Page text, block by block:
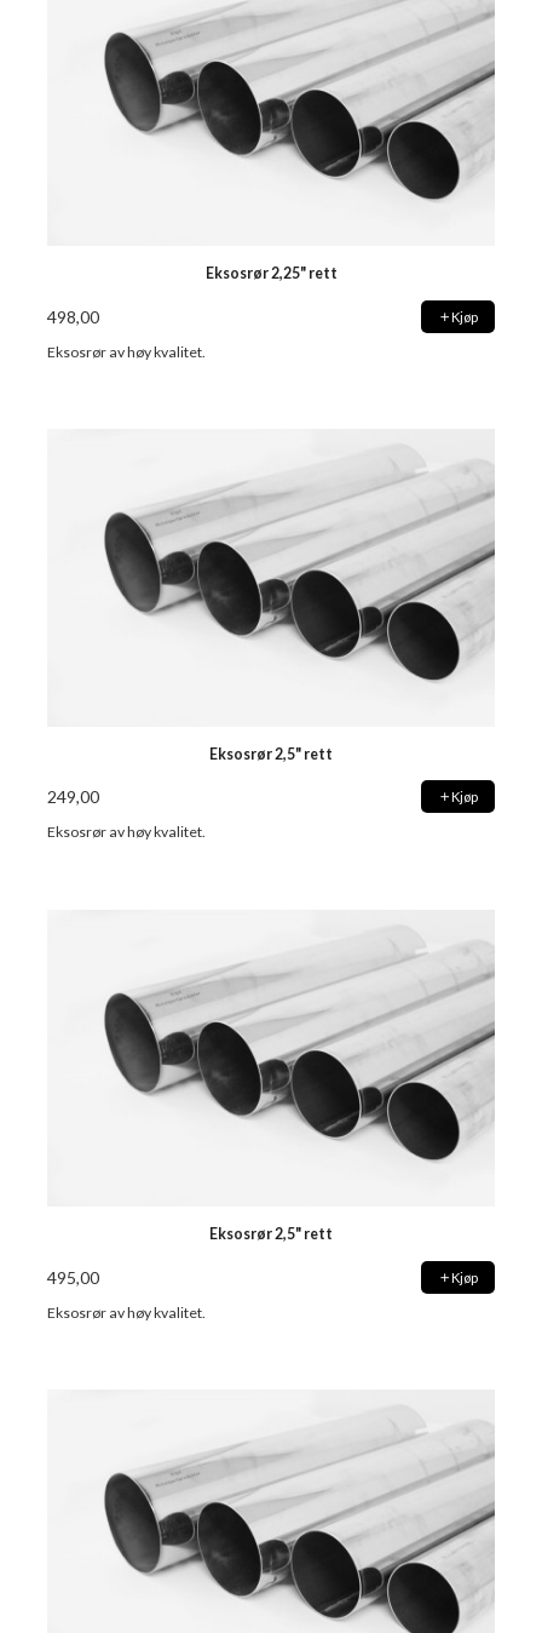
Eksosrør 2,25" rett
498,00 Kjøp
Eksosrør av høy kvalitet.
Eksosrør 2,5" rett
249,00 Kjøp
Eksosrør av høy kvalitet.
Eksosrør 2,5" rett
495,00 Kjøp
Eksosrør av høy kvalitet.